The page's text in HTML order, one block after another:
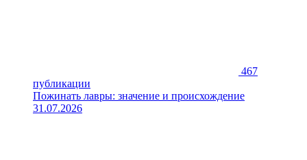
467
публикации
Пожинать лавры: значение и происхождение
31.07.2026